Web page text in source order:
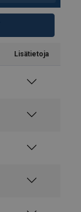
Lisätietoja